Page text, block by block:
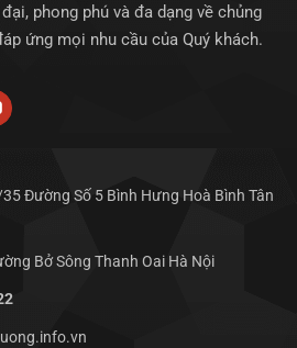
phong phú và đa dạng về chủng
ứng mọi nhu cầu của Quý khách.
Đường Số 5 Bình Hưng Hoà Bình Tân
Bở Sông Thanh Oai Hà Nội